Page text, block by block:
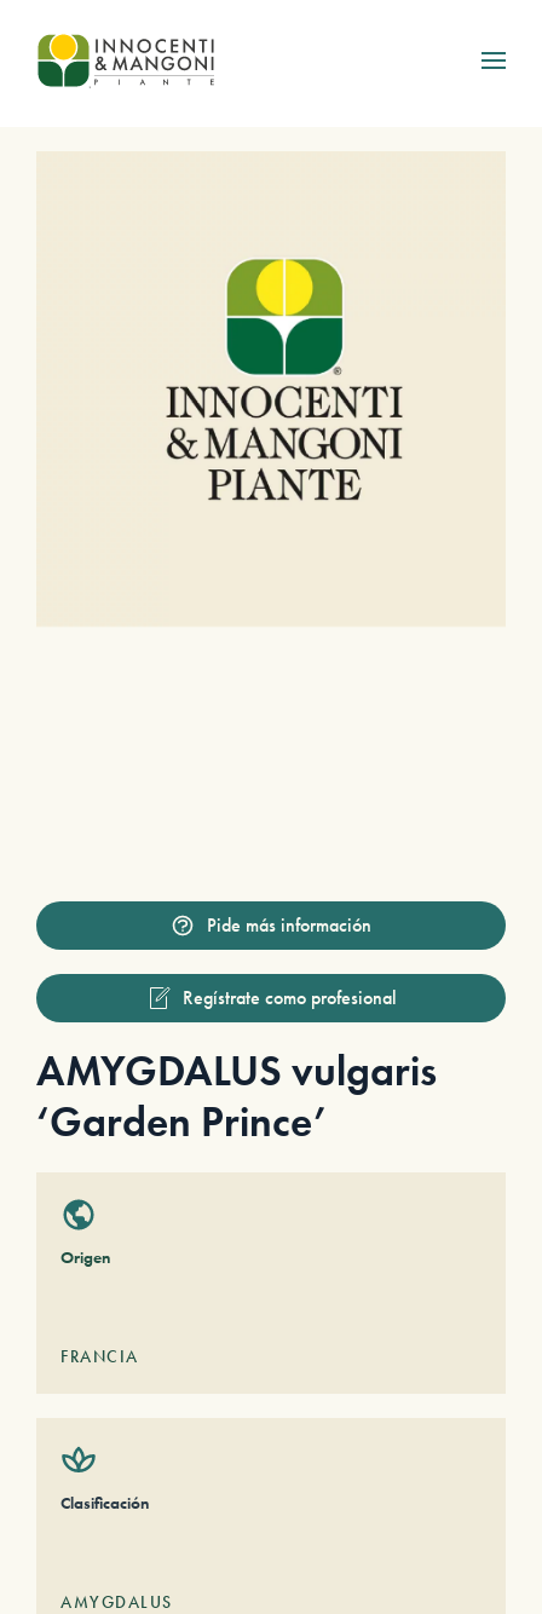
Skip to main content
Pide más información
Regístrate como profesional
AMYGDALUS vulgaris
‘Garden Prince’
Origen
FRANCIA
Clasificación
AMYGDALUS